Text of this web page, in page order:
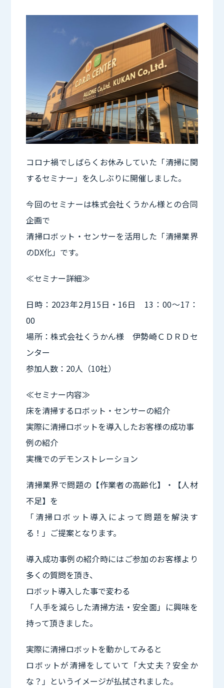
コロナ禍でしばらくお休みしていた「清掃に関
するセミナー」を久しぶりに開催しました。
今回のセミナーは株式会社くうかん様との合同
企画で
清掃ロボット・センサーを活用した「清掃業界
のDX化」です。
≪セミナー詳細≫
日時：2023年2月15日・16日 13：00～17：
00
場所：株式会社くうかん様 伊勢崎ＣＤＲＤセ
ンター
参加人数：20人（10社）
≪セミナー内容≫
床を清掃するロボット・センサーの紹介
実際に清掃ロボットを導入したお客様の成功事
例の紹介
実機でのデモンストレーション
清掃業界で問題の【作業者の高齢化】・【人材
不足】を
「清掃ロボット導入によって問題を解決す
る！」ご提案となります。
導入成功事例の紹介時にはご参加のお客様より
多くの質問を頂き、
ロボット導入した事で変わる
「人手を減らした清掃方法・安全面」に興味を
持って頂きました。
実際に清掃ロボットを動かしてみると
ロボットが清掃をしていて「大丈夫？安全か
な？」というイメージが払拭されました。